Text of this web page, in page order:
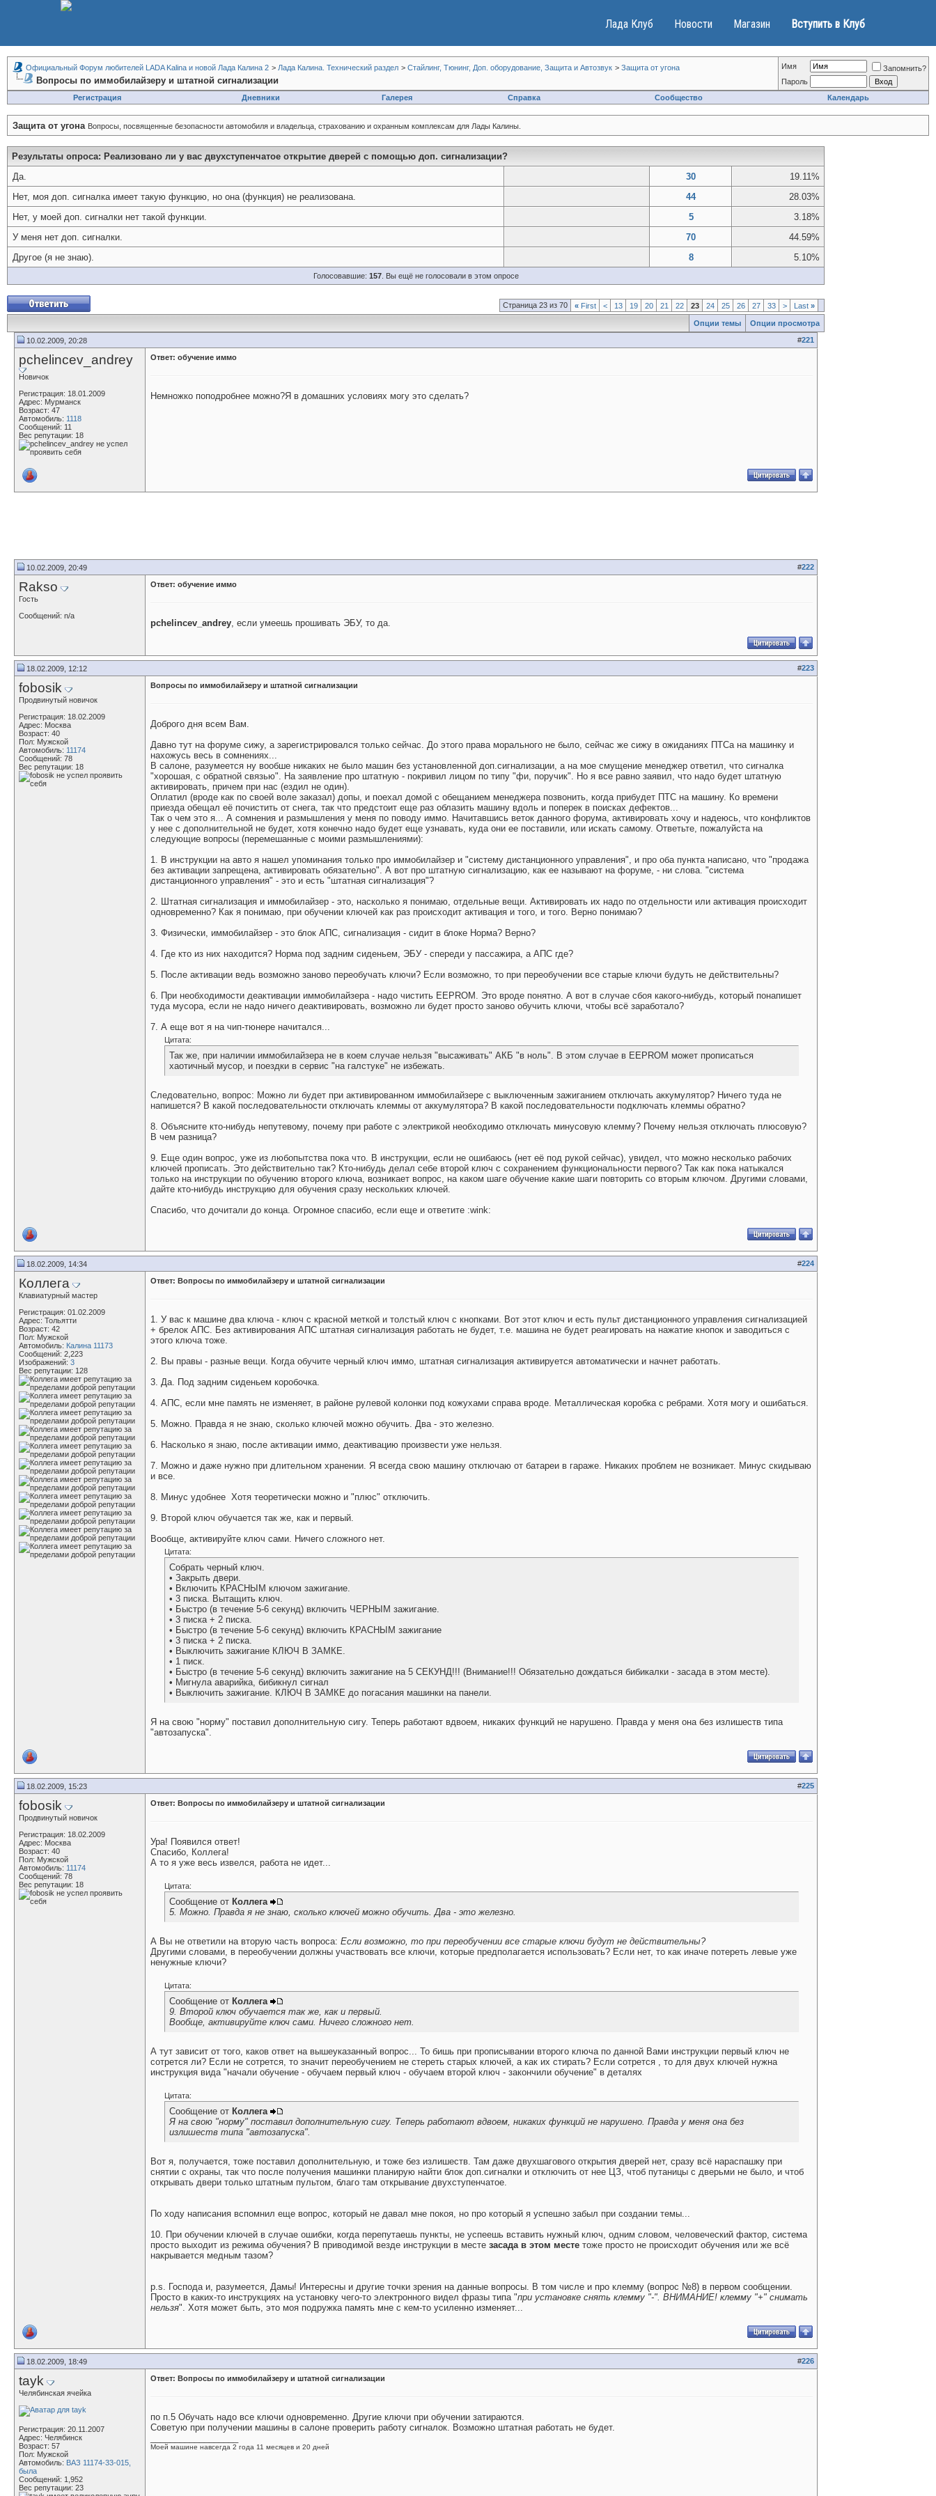
Лада Клуб Новости Магазин Вступить в Клуб
Официальный Форум любителей LADA Kalina и новой Лада Калина 2 > Лада Калина. Технический раздел > Стайлинг, Тюнинг, Доп. оборудование, Защита и Автозвук > Защита от угона
Вопросы по иммобилайзеру и штатной сигнализации
Имя
Запомнить?
Пароль
Регистрация
Дневники Галерея Справка Сообщество Календарь
Защита от угона Вопросы, посвященные безопасности автомобиля и владельца, страхованию и охранным комплексам для Лады Калины.
Результаты опроса: Реализовано ли у вас двухступенчатое открытие дверей с помощью доп. сигнализации?
Да.
30
19.11%
Нет, моя доп. сигналка имеет такую функцию, но она (функция) не реализована.
44
28.03%
Нет, у моей доп. сигналки нет такой функции.
5
3.18%
У меня нет доп. сигналки.
70
44.59%
Другое (я не знаю).
8 5.10%
Голосовавшие: 157. Вы ещё не голосовали в этом опросе
Страница 23 из 70 « First < 13 19 20 21 22 23 24 25 26 27 33 > Last »
Опции темы Опции просмотра
10.02.2009, 20:28 #221
pchelincev_andrey
Новичок
Регистрация: 18.01.2009
Адрес: Мурманск
Возраст: 47
Автомобиль: 1118
Сообщений: 11
Вес репутации: 18
Ответ: обучение иммо
Немножко поподробнее можно?Я в домашних условиях могу это сделать?
10.02.2009, 20:49 #222
Rakso
Гость
Сообщений: n/a
Ответ: обучение иммо
pchelincev_andrey, если умеешь прошивать ЭБУ, то да.
18.02.2009, 12:12 #223
fobosik
Продвинутый новичок
Регистрация: 18.02.2009
Адрес: Москва
Возраст: 40
Пол: Мужской
Автомобиль: 11174
Сообщений: 78
Вес репутации: 18
Вопросы по иммобилайзеру и штатной сигнализации
Доброго дня всем Вам.
Давно тут на форуме сижу, а зарегистрировался только сейчас. До этого права морального не было, сейчас же сижу в ожиданиях ПТСа на машинку и
нахожусь весь в сомнениях...
В салоне, разумеется ну вообше никаких не было машин без установленной доп.сигнализации, а на мое смущение менеджер ответил, что сигналка
"хорошая, с обратной связью". На заявление про штатную - покривил лицом по типу "фи, поручик". Но я все равно заявил, что надо будет штатную
активировать, причем при нас (ездил не один).
Оплатил (вроде как по своей воле заказал) допы, и поехал домой с обещанием менеджера позвонить, когда прибудет ПТС на машину. Ко времени
приезда обещал её почистить от снега, так что предстоит еще раз облазить машину вдоль и поперек в поисках дефектов...
Так о чем это я... А сомнения и размышления у меня по поводу иммо. Начитавшись веток данного форума, активировать хочу и надеюсь, что конфликтов
у нее с дополнительной не будет, хотя конечно надо будет еще узнавать, куда они ее поставили, или искать самому. Ответьте, пожалуйста на
следующие вопросы (перемешанные с моими размышлениями):
1. В инструкции на авто я нашел упоминания только про иммобилайзер и "систему дистанционного управления", и про оба пункта написано, что "продажа
без активации запрещена, активировать обязательно". А вот про штатную сигнализацию, как ее называют на форуме, - ни слова. "система
дистанционного управления" - это и есть "штатная сигнализация"?
2. Штатная сигнализация и иммобилайзер - это, насколько я понимаю, отдельные вещи. Активировать их надо по отдельности или активация происходит
одновременно? Как я понимаю, при обучении ключей как раз происходит активация и того, и того. Верно понимаю?
3. Физически, иммобилайзер - это блок АПС, сигнализация - сидит в блоке Норма? Верно?
4. Где кто из них находится? Норма под задним сиденьем, ЭБУ - спереди у пассажира, а АПС где?
5. После активации ведь возможно заново переобучать ключи? Если возможно, то при переобучении все старые ключи будуть не действительны?
6. При необходимости деактивации иммобилайзера - надо чистить EEPROM. Это вроде понятно. А вот в случае сбоя какого-нибудь, который понапишет
туда мусора, если не надо ничего деактивировать, возможно ли будет просто заново обучить ключи, чтобы всё заработало?
7. А еще вот я на чип-тюнере начитался...
Цитата:
Так же, при наличии иммобилайзера не в коем случае нельзя "высаживать" АКБ "в ноль". В этом случае в EEPROM может прописаться
хаотичный мусор, и поездки в сервис "на галстуке" не избежать.
Следовательно, вопрос: Можно ли будет при активированном иммобилайзере с выключенным зажиганием отключать аккумулятор? Ничего туда не
напишется? В какой последовательности отключать клеммы от аккумулятора? В какой последовательности подключать клеммы обратно?
8. Объясните кто-нибудь непутевому, почему при работе с электрикой необходимо отключать минусовую клемму? Почему нельзя отключать плюсовую?
В чем разница?
9. Еще один вопрос, уже из любопытства пока что. В инструкции, если не ошибаюсь (нет её под рукой сейчас), увидел, что можно несколько рабочих
ключей прописать. Это действительно так? Кто-нибудь делал себе второй ключ с сохранением функциональности первого? Так как пока натыкался
только на инструкции по обучению второго ключа, возникает вопрос, на каком шаге обучение какие шаги повторить со вторым ключом. Другими словами,
дайте кто-нибудь инструкцию для обучения сразу нескольких ключей.
Спасибо, что дочитали до конца. Огромное спасибо, если еще и ответите :wink:
18.02.2009, 14:34 #224
Коллега
Клавиатурный мастер
Регистрация: 01.02.2009
Адрес: Тольятти
Возраст: 42
Пол: Мужской
Автомобиль: Калина 11173
Сообщений: 2,223
Изображений: 3
Вес репутации: 128
Ответ: Вопросы по иммобилайзеру и штатной сигнализации
1. У вас к машине два ключа - ключ с красной меткой и толстый ключ с кнопками. Вот этот ключ и есть пульт дистанционного управления сигнализацией
+ брелок АПС. Без активирования АПС штатная сигнализация работать не будет, т.е. машина не будет реагировать на нажатие кнопок и заводиться с
этого ключа тоже.
2. Вы правы - разные вещи. Когда обучите черный ключ иммо, штатная сигнализация активируется автоматически и начнет работать.
3. Да. Под задним сиденьем коробочка.
4. АПС, если мне память не изменяет, в районе рулевой колонки под кожухами справа вроде. Металлическая коробка с ребрами. Хотя могу и ошибаться.
5. Можно. Правда я не знаю, сколько ключей можно обучить. Два - это железно.
6. Насколько я знаю, после активации иммо, деактивацию произвести уже нельзя.
7. Можно и даже нужно при длительном хранении. Я всегда свою машину отключаю от батареи в гараже. Никаких проблем не возникает. Минус скидываю
и все.
8. Минус удобнее Хотя теоретически можно и "плюс" отключить.
9. Второй ключ обучается так же, как и первый.
Вообще, активируйте ключ сами. Ничего сложного нет.
Цитата:
Собрать черный ключ.
• Закрыть двери.
• Включить КРАСНЫМ ключом зажигание.
• 3 писка. Вытащить ключ.
• Быстро (в течение 5-6 секунд) включить ЧЕРНЫМ зажигание.
• 3 писка + 2 писка.
• Быстро (в течение 5-6 секунд) включить КРАСНЫМ зажигание
• 3 писка + 2 писка.
• Выключить зажигание КЛЮЧ В ЗАМКЕ.
• 1 писк.
• Быстро (в течение 5-6 секунд) включить зажигание на 5 СЕКУНД!!! (Внимание!!! Обязательно дождаться бибикалки - засада в этом месте).
• Мигнула аварийка, бибикнул сигнал
• Выключить зажигание. КЛЮЧ В ЗАМКЕ до погасания машинки на панели.
Я на свою "норму" поставил дополнительную сигу. Теперь работают вдвоем, никаких функций не нарушено. Правда у меня она без излишеств типа
"автозапуска".
18.02.2009, 15:23 #225
fobosik
Продвинутый новичок
Регистрация: 18.02.2009
Адрес: Москва
Возраст: 40
Пол: Мужской
Автомобиль: 11174
Сообщений: 78
Вес репутации: 18
Ответ: Вопросы по иммобилайзеру и штатной сигнализации
Ура! Появился ответ!
Спасибо, Коллега!
А то я уже весь извелся, работа не идет...
Цитата:
Сообщение от Коллега
5. Можно. Правда я не знаю, сколько ключей можно обучить. Два - это железно.
А Вы не ответили на вторую часть вопроса: Если возможно, то при переобучении все старые ключи будут не действительны?
Другими словами, в переобучении должны участвовать все ключи, которые предполагается использовать? Если нет, то как иначе потереть левые уже
ненужные ключи?
Цитата:
Сообщение от Коллега
9. Второй ключ обучается так же, как и первый.
Вообще, активируйте ключ сами. Ничего сложного нет.
А тут зависит от того, каков ответ на вышеуказанный вопрос... То бишь при прописывании второго ключа по данной Вами инструкции первый ключ не
сотрется ли? Если не сотрется, то значит переобучением не стереть старых ключей, а как их стирать? Если сотрется , то для двух ключей нужна
инструкция вида "начали обучение - обучаем первый ключ - обучаем второй ключ - закончили обучение" в деталях
Цитата:
Сообщение от Коллега
Я на свою "норму" поставил дополнительную сигу. Теперь работают вдвоем, никаких функций не нарушено. Правда у меня она без
излишеств типа "автозапуска".
Вот я, получается, тоже поставил дополнительную, и тоже без излишеств. Там даже двухшагового открытия дверей нет, сразу всё нараспашку при
снятии с охраны, так что после получения машинки планирую найти блок доп.сигналки и отключить от нее ЦЗ, чтоб путаницы с дверьми не было, и чтоб
открывать двери только штатным пультом, благо там открывание двухступенчатое.
По ходу написания вспомнил еще вопрос, который не давал мне покоя, но про который я успешно забыл при создании темы...
10. При обучении ключей в случае ошибки, когда перепутаешь пункты, не успеешь вставить нужный ключ, одним словом, человеческий фактор, система
просто выходит из режима обучения? В приводимой везде инструкции в месте засада в этом месте тоже просто не происходит обучения или же всё
накрывается медным тазом?
p.s. Господа и, разумеется, Дамы! Интересны и другие точки зрения на данные вопросы. В том числе и про клемму (вопрос №8) в первом сообщении.
Просто в каких-то инструкциях на установку чего-то электронного видел фразы типа "при установке снять клемму "-". ВНИМАНИЕ! клемму "+" снимать
нельзя". Хотя может быть, это моя подружка память мне с кем-то усиленно изменяет...
18.02.2009, 18:49 #226
tayk
Челябинская ячейка
Регистрация: 20.11.2007
Адрес: Челябинск
Возраст: 57
Пол: Мужской
Автомобиль: ВАЗ 11174-33-015,
была
Сообщений: 1,952
Вес репутации: 23
Ответ: Вопросы по иммобилайзеру и штатной сигнализации
по п.5 Обучать надо все ключи одновременно. Другие ключи при обучении затираются.
Советую при получении машины в салоне проверить работу сигналок. Возможно штатная работать не будет.
Моей машине навсегда 2 года 11 месяцев и 20 дней